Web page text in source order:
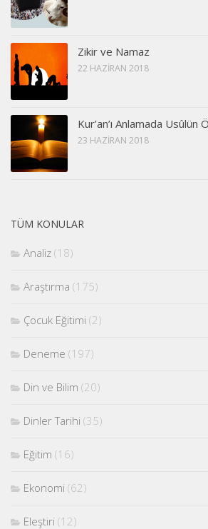
Zikir ve Namaz
22 HAZIRAN 2018
Kur’an’ı Anlamada Usûlün
23 HAZIRAN 2018
TÜM KONULAR
Analiz (18)
Araştırma (175)
Çocuk Eğitimi (2)
Deneme (197)
Din ve Bilim (20)
Dinler Tarihi (35)
Eğitim (16)
Ekonomi (62)
Eleştiri (12)